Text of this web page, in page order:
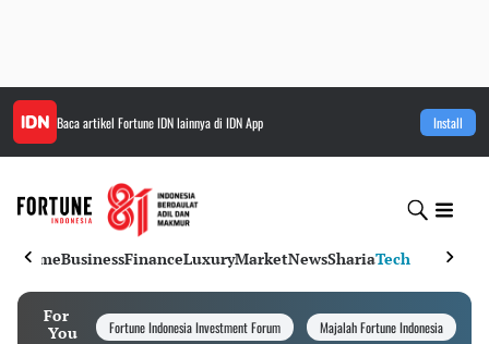
Baca artikel Fortune IDNlainnya di IDN App Install
HomeBusinessFinanceLuxuryMarketNewsShariaTech
For
You
Fortune Indonesia Investment Forum Majalah Fortune Indonesia